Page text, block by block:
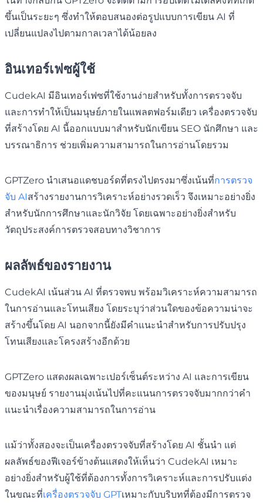
ขึ้นเป็นระยะๆ ซึ่งทำให้ตอบสนองต่อรูปแบบการเขียน AI ที่
เปลี่ยนแปลงไปตามกาลเวลาได้น้อยลง
อินเทอร์เฟซผู้ใช้
CudekAI มีอินเทอร์เฟซที่ใช้งานง่ายสำหรับทั้งการตรวจจับ
และการทำให้เป็นมนุษย์ภายในแพลตฟอร์มเดียว เครื่องตรวจจับ
ที่สร้างโดย AI นี้ออกแบบมาสำหรับนักเขียน SEO นักศึกษา และ
บรรณาธิการ ช่วยเพิ่มความสามารถในการอ่านโดยรวม
GPTZero นำเสนอแดชบอร์ดที่ตรงไปตรงมาซึ่งเน้นที่การตรวจ
จับ AIสร้างรายงานการวิเคราะห์อย่างรวดเร็ว จึงเหมาะอย่างยิ่ง
สำหรับนักการศึกษาและนักวิจัย โดยเฉพาะอย่างยิ่งสำหรับ
วัตถุประสงค์การตรวจสอบทางวิชาการ
ผลลัพธ์ของรายงาน
CudekAI เน้นส่วน AI ที่ตรวจพบ พร้อมวิเคราะห์ความสามารถ
ในการอ่านและโทนเสียง โดยระบุว่าส่วนใดของข้อความน่าจะ
สร้างขึ้นโดย AI นอกจากนี้ยังมีคำแนะนำสำหรับการปรับปรุง
โทนเสียงและโครงสร้างอีกด้วย
GPTZero แสดงผลเฉพาะเปอร์เซ็นต์ระหว่าง AI และการเขียน
ของมนุษย์ รายงานมุ่งเน้นไปที่คะแนนการตรวจจับมากกว่าคำ
แนะนำเรื่องความสามารถในการอ่าน
แม้ว่าทั้งสองจะเป็นเครื่องตรวจจับที่สร้างโดย AI ชั้นนำ แต่
ผลลัพธ์ของฟีเจอร์ข้างต้นแสดงให้เห็นว่า CudekAI เหมาะ
อย่างยิ่งสำหรับผู้ใช้ที่ต้องการทั้งการวิเคราะห์และการปรับแต่ง
ในขณะที่เครื่องตรวจจับ GPTเหมาะกับบริบทที่ต้องมีการตรวจ